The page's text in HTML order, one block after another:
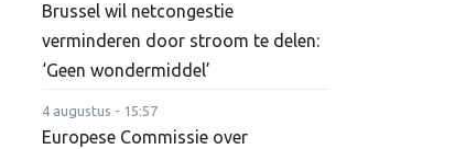
Brussel wil netcongestie
verminderen door stroom te delen:
‘Geen wondermiddel’
4 augustus - 15:57
Europese Commissie over